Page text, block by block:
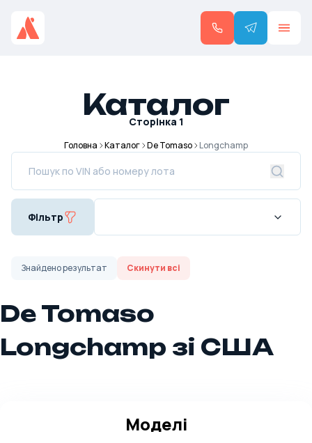
Каталог
Сторінка 1
Головна Каталог De Tomaso Longchamp
Фільтр
Знайденорезультат Скинути всі
De Tomaso
Longchamp зі США
Моделі